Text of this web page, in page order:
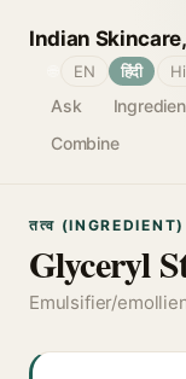
Indian
Ask
Combine
EN हिंदी
तत्व
Glyceryl
Emulsifier/